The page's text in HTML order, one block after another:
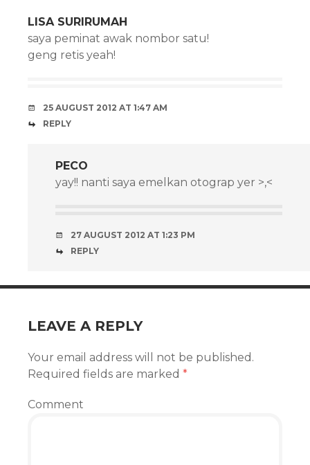
LISA SURIRUMAH
saya peminat awak nombor satu!
geng retis yeah!
25 AUGUST 2012 AT 1:47 AM
REPLY
PECO
yay!! nanti saya emelkan otograp yer >,<
27 AUGUST 2012 AT 1:23 PM
REPLY
LEAVE A REPLY
Your email address will not be published.
Required fields are marked *
Comment